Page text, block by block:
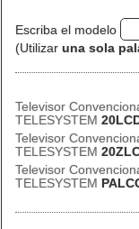
Escriba el modelo
(Utilizar una sola
Televisor
TELESYSTEM
Televisor
TELESYSTEM
Televisor
TELESYSTEM